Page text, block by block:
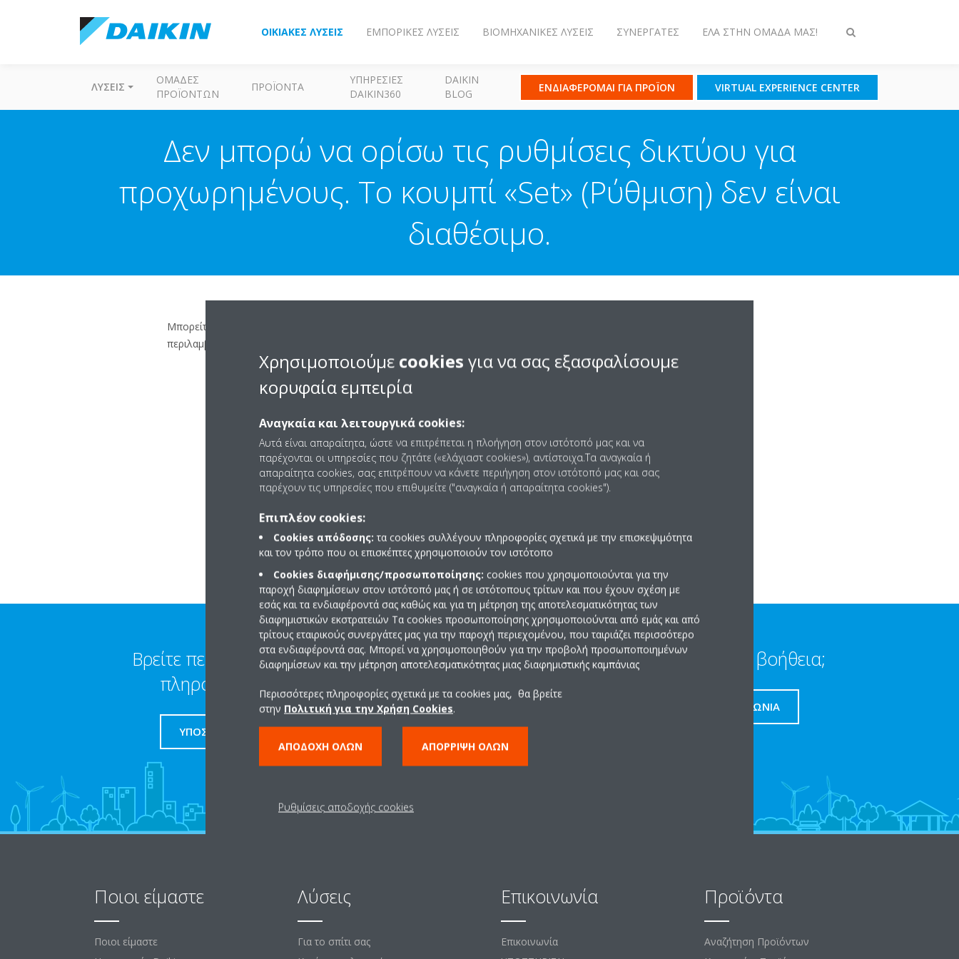
Εναλλαγή
ΟΙΚΙΑΚΈΣ ΛΎΣΕΙΣ ΕΜΠΟΡΙΚΈΣ ΛΎΣΕΙΣ ΒΙΟΜΗΧΑΝΙΚΈΣ ΛΎΣΕΙΣ ΣΥΝΕΡΓΆΤΕΣ ΈΛΑ ΣΤΗΝ ΟΜΆΔΑ ΜΑΣ!
ΛΎΣΕΙΣ
ΟΜΆΔΕΣ
ΠΡΟΪΌΝΤΩΝ
ΠΡΟΪΌΝΤΑ
ΥΠΗΡΕΣΊΕΣ
DAIKIN360
DAIKIN
BLOG
ΕΝΔΙΑΦΕΡΟΜΑΙ ΓΙΑ ΠΡΟΪΟΝ VIRTUAL EXPERIENCE CENTER
Δεν μπορώ να ορίσω τις ρυθμίσεις δικτύου για
προχωρημένους. Το κουμπί «Set» (Ρύθμιση) δεν είναι
διαθέσιμο.
Μπορείτε να χρησιμοποιήσετε μόνο κωδικούς πρόσβασης με χαρακτήρες a-z, A-Z και 0-9. Ο κωδικός πρόσβασης πρέπει να
περιλαμβάνει από 8 έως 16 χαρακτήρες το μέγιστο.
Βρείτε περισσότερες
πληροφορίες
ΥΠΟΣΤΗΡΙΞΗ
Βρείτε Συνεργάτη
ΠΑΤΉΣΤΕ ΕΔΏ
Χρειάζεστε βοήθεια;
ΕΠΙΚΟΙΝΩΝΊΑ
Ποιοι είμαστε
Ποιοι είμαστε
Λύσεις
Για το σπίτι σας
Επικοινωνία
Επικοινωνία
Προϊόντα
Αναζήτηση Προϊόντων
Χρησιμοποιούμε cookies για να σας εξασφαλίσουμε
κορυφαία εμπειρία
Αναγκαία και λειτουργικά cookies:
Αυτά είναι απαραίτητα, ώστε να επιτρέπεται η πλοήγηση στον ιστότοπό μας και να
παρέχονται οι υπηρεσίες που ζητάτε («ελάχιαστ cookies»), αντίστοιχα.Τα αναγκαία ή
απαραίτητα cookies, σας επιτρέπουν να κάνετε περιήγηση στον ιστότοπό μας και σας
παρέχουν τις υπηρεσίες που επιθυμείτε ("αναγκαία ή απαραίτητα cookies").
Επιπλέον cookies:
Cookies απόδοσης: τα cookies συλλέγουν πληροφορίες σχετικά με την επισκεψιμότητα
και τον τρόπο που οι επισκέπτες χρησιμοποιούν τον ιστότοπο
Cookies διαφήμισης/προσωποποίησης: cookies που χρησιμοποιούνται για την
παροχή διαφημίσεων στον ιστότοπό μας ή σε ιστότοπους τρίτων και που έχουν σχέση με
εσάς και τα ενδιαφέροντά σας καθώς και για τη μέτρηση της αποτελεσματικότητας των
διαφημιστικών εκστρατειών Τα cookies προσωποποίησης χρησιμοποιούνται από εμάς και από
τρίτους εταιρικούς συνεργάτες μας για την παροχή περιεχομένου, που ταιριάζει περισσότερο
στα ενδιαφέροντά σας. Μπορεί να χρησιμοποιηθούν για την προβολή προσωποποιημένων
διαφημίσεων και την μέτρηση αποτελεσματικότητας μιας διαφημιστικής καμπάνιας
Περισσότερες πληροφορίες σχετικά με τα cookies μας, θα βρείτε
στην Πολιτική για την Χρήση Cookies.
ΑΠΟΔΟΧΉ ΌΛΩΝ ΑΠΌΡΡΙΨΗ ΌΛΩΝ
Ρυθμίσεις αποδοχής cookies